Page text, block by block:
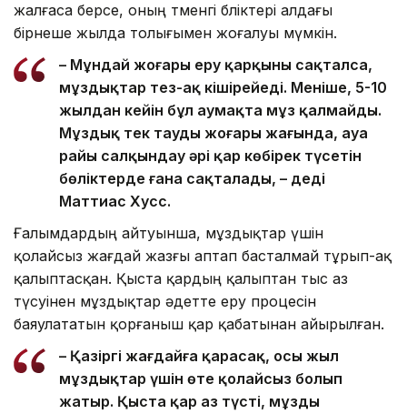
жалғаса берсе, оның төменгі бөліктері алдағы
бірнеше жылда толығымен жоғалуы мүмкін.
– Мұндай жоғары еру қарқыны сақталса,
мұздықтар тез-ақ кішірейеді. Меніңше, 5-10
жылдан кейін бұл аумақта мұз қалмайды.
Мұздық тек таудың жоғары жағында, ауа
райы салқындау әрі қар көбірек түсетін
бөліктерде ғана сақталады, – деді
Маттиас Хусс.
Ғалымдардың айтуынша, мұздықтар үшін
қолайсыз жағдай жазғы аптап басталмай тұрып-ақ
қалыптасқан. Қыста қардың қалыптан тыс аз
түсуінен мұздықтар әдетте еру процесін
баяулататын қорғаныш қар қабатынан айырылған.
– Қазіргі жағдайға қарасақ, осы жыл
мұздықтар үшін өте қолайсыз болып
жатыр. Қыста қар аз түсті, мұзды